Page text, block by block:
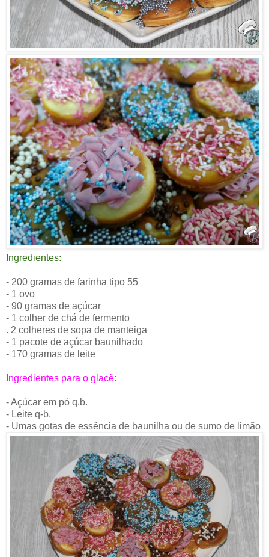
Ingredientes:
- 200 gramas de farinha tipo 55
- 1 ovo
- 90 gramas de açúcar
- 1 colher de chá de fermento
. 2 colheres de sopa de manteiga
- 1 pacote de açúcar baunilhado
- 170 gramas de leite
Ingredientes para o glacê:
- Açúcar em pó q.b.
- Leite q-b.
- Umas gotas de essência de baunilha ou de sumo de limão